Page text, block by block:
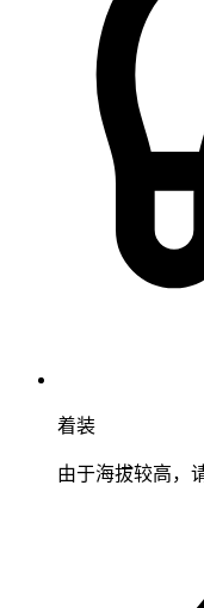
着装
由于海拔较高，